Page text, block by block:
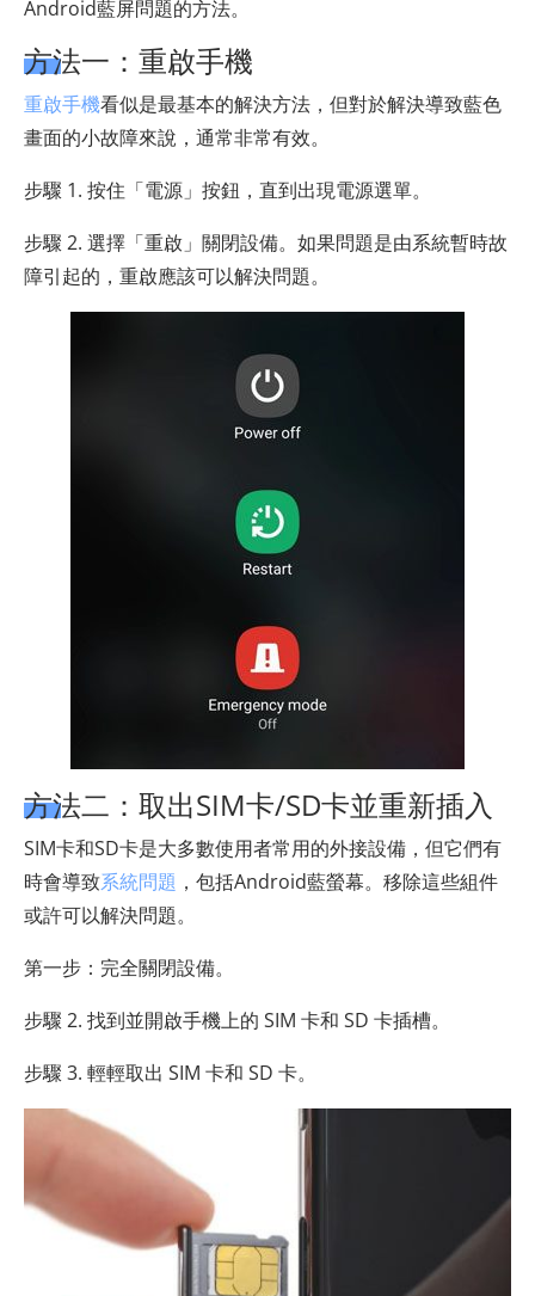
Android藍屏問題的方法。
方法一：重啟手機
重啟手機看似是最基本的解決方法，但對於解決導致藍色
畫面的小故障來說，通常非常有效。
步驟 1. 按住「電源」按鈕，直到出現電源選單。
步驟 2. 選擇「重啟」關閉設備。如果問題是由系統暫時故
障引起的，重啟應該可以解決問題。
方法二：取出SIM卡/SD卡並重新插入
SIM卡和SD卡是大多數使用者常用的外接設備，但它們有
時會導致系統問題 ，包括Android藍螢幕。移除這些組件
或許可以解決問題。
第一步：完全關閉設備。
步驟 2. 找到並開啟手機上的 SIM 卡和 SD 卡插槽。
步驟 3. 輕輕取出 SIM 卡和 SD 卡。